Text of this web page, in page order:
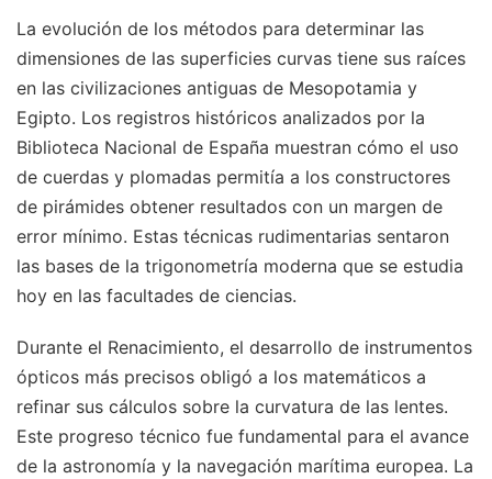
La evolución de los métodos para determinar las
dimensiones de las superficies curvas tiene sus raíces
en las civilizaciones antiguas de Mesopotamia y
Egipto. Los registros históricos analizados por la
Biblioteca Nacional de España muestran cómo el uso
de cuerdas y plomadas permitía a los constructores
de pirámides obtener resultados con un margen de
error mínimo. Estas técnicas rudimentarias sentaron
las bases de la trigonometría moderna que se estudia
hoy en las facultades de ciencias.
Durante el Renacimiento, el desarrollo de instrumentos
ópticos más precisos obligó a los matemáticos a
refinar sus cálculos sobre la curvatura de las lentes.
Este progreso técnico fue fundamental para el avance
de la astronomía y la navegación marítima europea. La